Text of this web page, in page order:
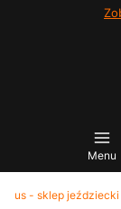
Menu
- sklep